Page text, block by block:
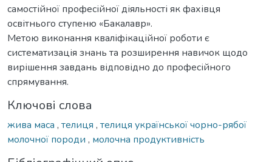
самостійної професійної діяльності як фахівця
освітнього ступеню «Бакалавр».
Метою виконання кваліфікаційної роботи є
систематизація знань та розширення навичок щодо
вирішення завдань відповідно до професійного
спрямування.
Ключові слова
жива маса , телиця , телиця української чорно-рябої
молочної породи , молочна продуктивність